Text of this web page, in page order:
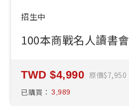
招生中
100本商戰名人讀書會
4,990 原價 7,950
已購買： 3,989